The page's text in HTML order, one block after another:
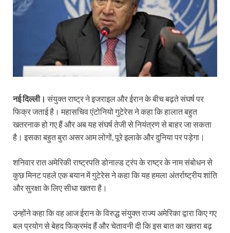
नई दिल्ली। संयुक्त राष्ट्र ने इजराइल और ईरान के बीच बढ़ते संघर्ष पर
फिक्र जताई है। महासचिव एंटोनियो गुटेरेस ने कहा कि हालात बहुत
खतरनाक हो गए हैं और अब यह संघर्ष तेजी से नियंत्रण से बाहर जा सकता
है। इसका बहुत बुरा असर आम लोगों, पूरे इलाके और दुनिया पर पड़ेगा।
शनिवार रात अमेरिकी राष्ट्रपति डोनाल्ड ट्रंप के राष्ट्र के नाम संबोधन से
कुछ मिनट पहले एक बयान में गुटेरेस ने कहा कि यह हमला अंतर्राष्ट्रीय शांति
और सुरक्षा के लिए सीधा खतरा है।
उन्होंने कहा कि वह आज ईरान के विरुद्ध संयुक्त राज्य अमेरिका द्वारा किए गए
बल प्रयोग से बेहद फिक्रमंद हैं और चेतावनी दी कि इस बात का खतरा बढ़